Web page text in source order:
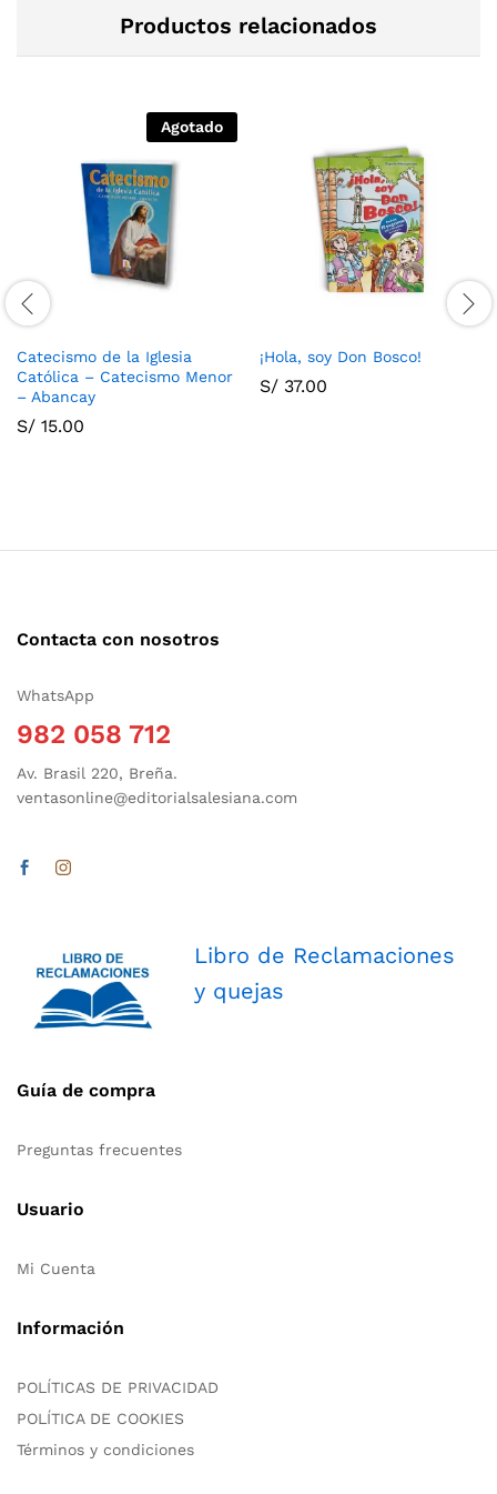
Productos relacionados
Agotado
Catecismo de la Iglesia
Católica – Catecismo Menor
– Abancay
S/ 15.00
¡Hola, soy Don Bosco!
S/ 37.00
Contacta con nosotros
WhatsApp
982 058 712
Av. Brasil 220, Breña.
ventasonline@editorialsalesiana.com
Libro de Reclamaciones
y quejas
Guía de compra
Preguntas frecuentes
Usuario
Mi Cuenta
Información
POLÍTICAS DE PRIVACIDAD
POLÍTICA DE COOKIES
Términos y condiciones